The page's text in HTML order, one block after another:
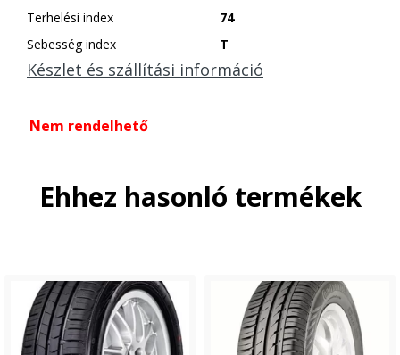
Terhelési index
74
Sebesség index
T
Készlet és szállítási információ
Nem rendelhető
Ehhez hasonló termékek